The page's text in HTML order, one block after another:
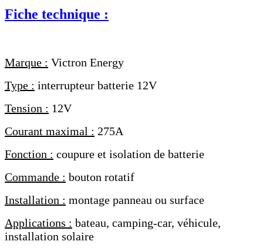
Fiche technique :
Marque : Victron Energy
Type : interrupteur batterie 12V
Tension : 12V
Courant maximal : 275A
Fonction : coupure et isolation de batterie
Commande : bouton rotatif
Installation : montage panneau ou surface
Applications : bateau, camping-car, véhicule,
installation solaire